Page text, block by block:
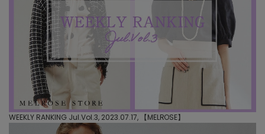
WEEKLY RANKING Jul.Vol.3, 2023.07.17, 【MELROSE】